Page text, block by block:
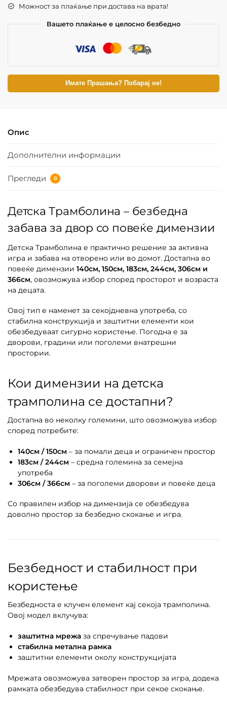
Можност за плаќање при достава на врата!
Вашето плаќање е целосно безбедно
Имате Прашања? Побарај не!
Опис
Дополнителни информации
Прегледи 0
Детска Трамболина – безбедна
забава за двор со повеќе димензии
Детска Трамболина е практично решение за активна
игра и забава на отворено или во домот. Достапна во
повеќе димензии 140см, 150см, 183см, 244см, 306см и
366см, овозможува избор според просторот и возраста
на децата.
Овој тип е наменет за секојдневна употреба, со
стабилна конструкција и заштитни елементи кои
обезбедуваат сигурно користење. Погодна е за
дворови, градини или поголеми внатрешни
простории.
Кои димензии на детска
трамполина се достапни?
Достапна во неколку големини, што овозможува избор
според потребите:
140см / 150см – за помали деца и ограничен простор
183см / 244см – средна големина за семејна
употреба
306см / 366см – за поголеми дворови и повеќе деца
Со правилен избор на димензија се обезбедува
доволно простор за безбедно скокање и игра.
Безбедност и стабилност при
користење
Безбедноста е клучен елемент кај секоја трамполина.
Овој модел вклучува:
заштитна мрежа за спречување падови
стабилна метална рамка
заштитни елементи околу конструкцијата
Мрежата овозможува затворен простор за игра, додека
рамката обезбедува стабилност при секое скокање.